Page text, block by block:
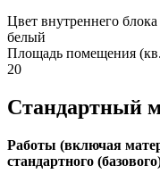
Цвет внутреннего блока
белый
Площадь помещения
20
Стандартный
Работы (включая
стандартного